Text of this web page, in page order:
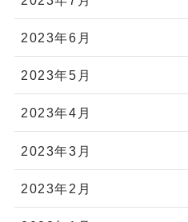
2023年6月
2023年5月
2023年4月
2023年3月
2023年2月